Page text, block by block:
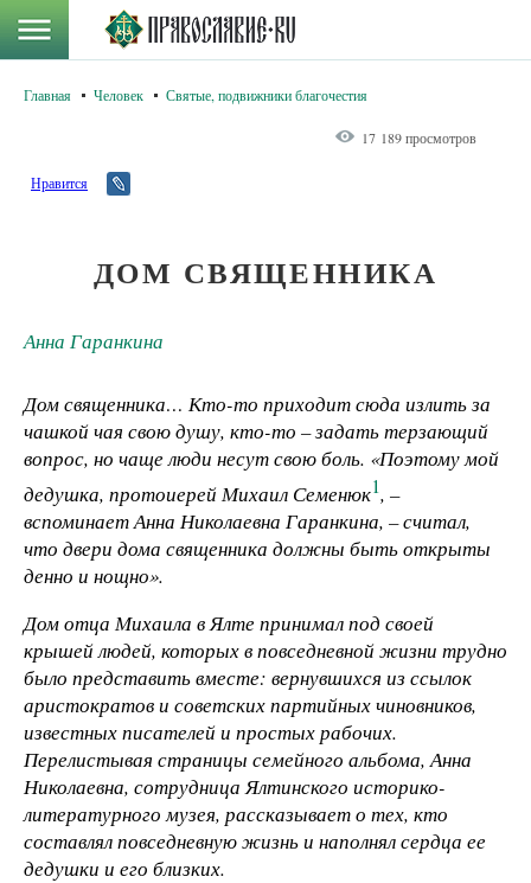
Главная Человек Святые, подвижники благочестия
17 189 просмотров
Нравится
ДОМ СВЯЩЕННИКА
Анна Гаранкина
Дом священника… Кто-то приходит сюда излить за
чашкой чая свою душу, кто-то – задать терзающий
вопрос, но чаще люди несут свою боль. «Поэтому мой
дедушка, протоиерей Михаил Семенюк1, –
вспоминает Анна Николаевна Гаранкина, – считал,
что двери дома священника должны быть открыты
денно и нощно».
Дом отца Михаила в Ялте принимал под своей
крышей людей, которых в повседневной жизни трудно
было представить вместе: вернувшихся из ссылок
аристократов и советских партийных чиновников,
известных писателей и простых рабочих.
Перелистывая страницы семейного альбома, Анна
Николаевна, сотрудница Ялтинского историко-
литературного музея, рассказывает о тех, кто
составлял повседневную жизнь и наполнял сердца ее
дедушки и его близких.